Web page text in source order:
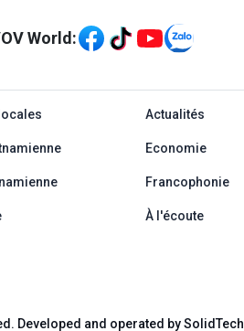
xã hội
World:
footer tiếng Pháp
Actualités
Economie
Francophonie
À l'écoute
Developed and operated by SolidTech